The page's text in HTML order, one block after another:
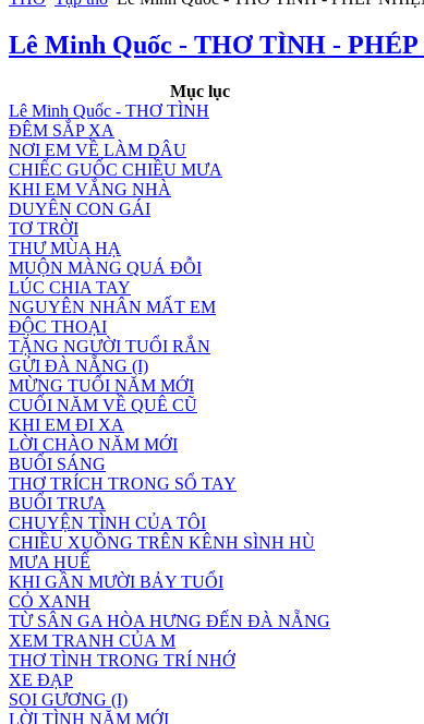
Lê Minh Quốc - THƠ TÌNH -
Mục lục
Lê Minh Quốc - THƠ TÌNH
ĐÊM SẮP XA
NƠI EM VỀ LÀM DÂU
CHIẾC GUỐC CHIỀU MƯA
KHI EM VẮNG NHÀ
DUYÊN CON GÁI
TƠ TRỜI
THƯ MÙA HẠ
MUỘN MÀNG QUÁ ĐỖI
LÚC CHIA TAY
NGUYÊN NHÂN MẤT EM
ĐỘC THOẠI
TẶNG NGƯỜI TUỔI RẮN
GỬI ĐÀ NẴNG (I)
MỪNG TUỔI NĂM MỚI
CUỐI NĂM VỀ QUÊ CŨ
KHI EM ĐI XA
LỜI CHÀO NĂM MỚI
BUỔI SÁNG
THƠ TRÍCH TRONG SỔ TAY
BUỔI TRƯA
CHUYỆN TÌNH CỦA TÔI
CHIỀU XUỒNG TRÊN KÊNH SÌNH HÙ
MƯA HUẾ
KHI GẦN MƯỜI BẢY TUỔI
CỎ XANH
TỪ SÂN GA HÒA HƯNG ĐẾN ĐÀ NẴNG
XEM TRANH CỦA M
THƠ TÌNH TRONG TRÍ NHỚ
XE ĐẠP
SOI GƯƠNG (I)
LỜI TÌNH NĂM MỚI